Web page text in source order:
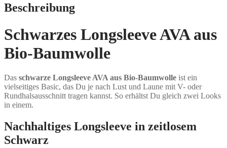
Beschreibung
Schwarzes Longsleeve AVA aus
Bio-Baumwolle
Das schwarze Longsleeve AVA aus Bio-Baumwolle ist ein
vielseitiges Basic, das Du je nach Lust und Laune mit V- oder
Rundhalsausschnitt tragen kannst. So erhältst Du gleich zwei Looks
in einem.
Nachhaltiges Longsleeve in zeitlosem
Schwarz